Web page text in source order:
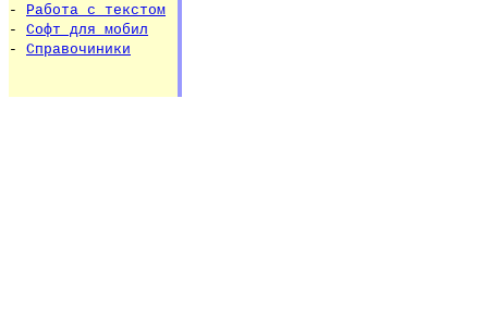
- Работа с текстом
- Софт для мобил
- Справочиники